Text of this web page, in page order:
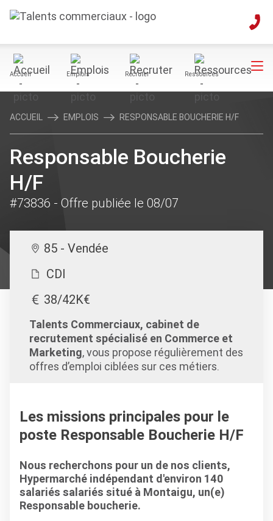
Accueil Emplois Recruter Ressources
ACCUEIL EMPLOIS RESPONSABLE BOUCHERIE H/F
Responsable Boucherie
H/F
#73836 - Offre publiée le 08/07
85 - Vendée
CDI
38/42K€
Talents Commerciaux, cabinet de
recrutement spécialisé en Commerce et
Marketing, vous propose régulièrement des
offres d’emploi ciblées sur ces métiers.
Les missions principales pour le
poste Responsable Boucherie H/F
Nous recherchons pour un de nos clients,
Hypermarché indépendant d'environ 140
salariés salariés situé à Montaigu, un(e)
Responsable boucherie.